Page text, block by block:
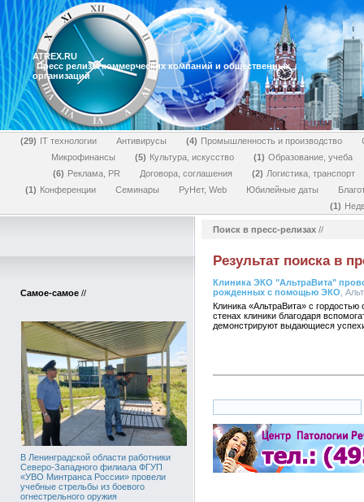
ATREX.RU
Пресс релизы коммерческих компаний и общественных
организаций
29 IT технологии Антивирусы 4 Промышленность и производство
Микрофинансы
5 Культура, искусство 1
Образование, учеба
6
Реклама, PR Договора, соглашения 2
Логистика, транспорт
1
Конференции Семинары РуНет, Web Юбилейные даты
1
Самое-самое //
В Ленинградской области работники
Северо-Западного филиала ФГУП
«УВО Минтранса России» провели
учебные стрельбы из боевого
огнестрельного оружия
Поиск в пресс-релизах //
Результат поиска в
Клиника ЭКО "АльтраВита"
рожденных с помощью ЭКО ,
Клиника «АльтраВита» с
стенах клиники благодаря
демонстрируют выдающиеся